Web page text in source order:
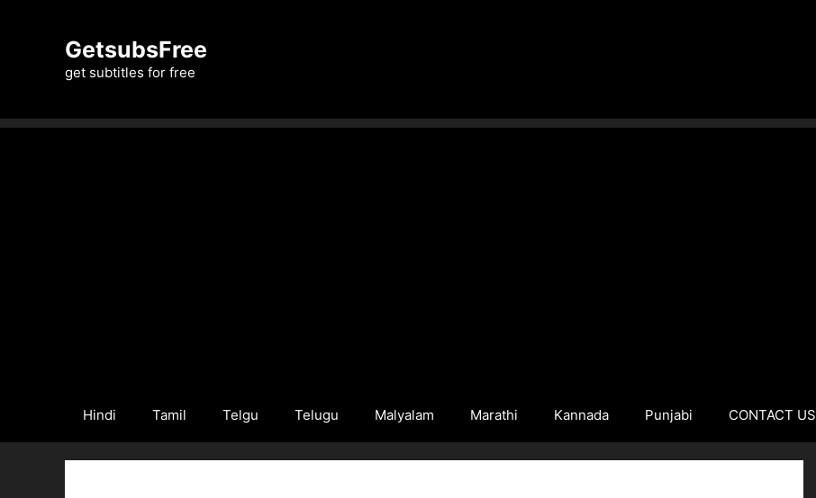
GetsubsFree
get subtitles for free
Hindi Tamil Telgu Telugu Malyalam Marathi Kannada Punjabi CONTACT US